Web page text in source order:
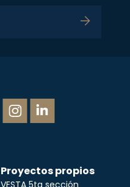
Proyectos propios
VESTA 5ta sección